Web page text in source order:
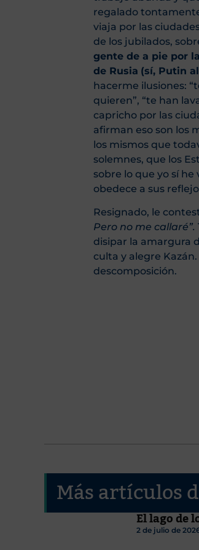
regalado
viaja por las
de los jubilados,
gente de a pie por
de Rusia (sí, Putin
hacerme ilusiones:
quieren”, “te han
capricho por las
afirman eso son los
los mismos que
solemnes, que los
sobre lo que yo sí
obedece a sus
Resignado, le
Pero no me callaré”.
disipar la amargura
culta y alegre Kazán.
descomposición.
Más artículos
El lago de
2 de julio de